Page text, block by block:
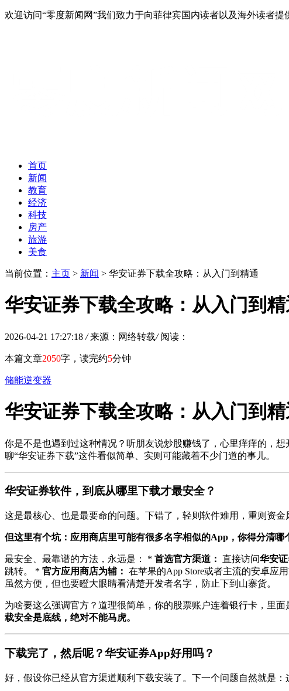
欢迎访问“零度新闻网”我们致力于向菲律宾国内读者以及海外读者
首页
新闻
教育
经济
科技
房产
旅游
美食
当前位置： 主页 > 新闻 > 华安证券下载全攻略：从入门到精通
华安证券下载全攻略：从入门到
2026-04-21 17:27:18 / 来源：网络转载/ 阅读：
本篇文章2050字，读完约5分钟
储能逆变器
华安证券下载全攻略：从入门到
你是不是也遇到过这种情况？听朋友说炒股赚钱了，心里痒痒的
聊“华安证券下载”这件看似简单、实则可能藏着不少门道的事儿。
华安证券软件，到底从哪里下载才最安全？
这是最核心、也是最要命的问题。下错了，轻则软件难用，重则资
但这里有个坑：应用商店里可能有很多名字相似的App，你得分清哪
最安全、最靠谱的方法，永远是： * 首选官方渠道： 直接访问华安
跳转。 * 官方应用商店为辅： 在苹果的App Store或者主流的安卓应
虽然方便，但也要瞪大眼睛看清楚开发者名字，防止下到山寨货。
为啥要这么强调官方？道理很简单，你的股票账户连着银行卡，里
载安全是底线，绝对不能马虎。
下载完了，然后呢？华安证券App好用吗？
好，假设你已经从官方渠道顺利下载安装了。下一个问题自然就是